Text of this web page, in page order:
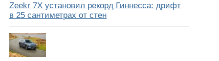
Zeekr 7X установил рекорд Гиннесса: дрифт
в 25 сантиметрах от стен